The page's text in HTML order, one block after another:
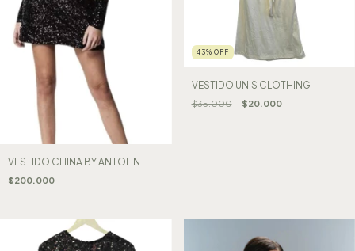
VESTIDO CHINA BY ANTOLIN
$200.000
43% OFF
VESTIDO UNIS CLOTHING
$35.000 $20.000